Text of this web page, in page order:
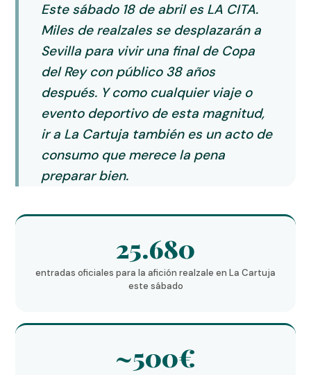
Este sábado 18 de abril es LA CITA.
Miles de realzales se desplazarán a
Sevilla para vivir una final de Copa
del Rey con público 38 años
después. Y como cualquier viaje o
evento deportivo de esta magnitud,
ir a La Cartuja también es un acto de
consumo que merece la pena
preparar bien.
25.680
entradas oficiales para la afición realzale en La Cartuja
este sábado
~500€